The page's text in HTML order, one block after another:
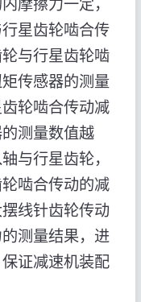
摩擦力一定，
星齿轮啮合传
与行星齿轮啮
传感器的测量
轮啮合传动减
测量数值越
与行星齿轮，
啮合传动的减
线针齿轮传动
测量结果，进
证减速机装配